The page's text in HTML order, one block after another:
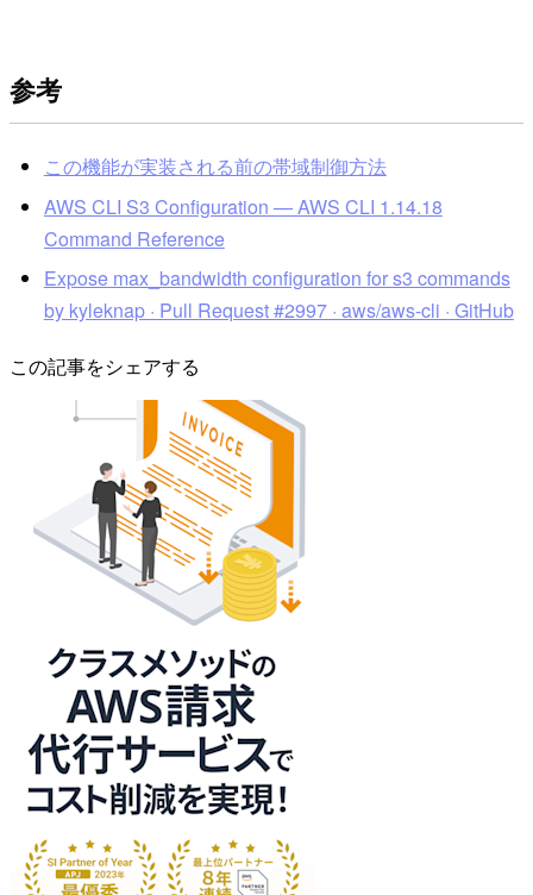
参考
この機能が実装される前の帯域制御方法
AWS CLI S3 Configuration — AWS CLI 1.14.18
Command Reference
Expose max_bandwidth configuration for s3 commands
by kyleknap · Pull Request #2997 · aws/aws-cli · GitHub
この記事をシェアする